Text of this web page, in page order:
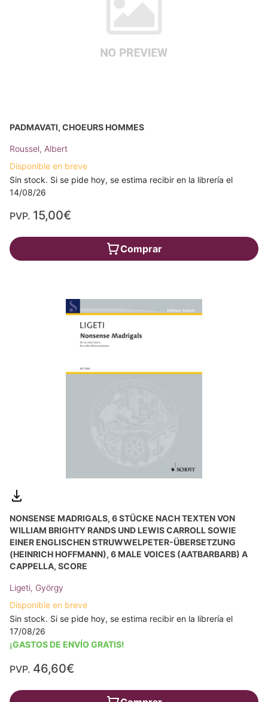
PADMAVATI, CHOEURS HOMMES
Roussel, Albert
Disponible en breve
Sin stock. Si se pide hoy, se estima recibir en la librería el
14/08/26
PVP. 15,00€
Comprar
NONSENSE MADRIGALS, 6 STÜCKE NACH TEXTEN VON
WILLIAM BRIGHTY RANDS UND LEWIS CARROLL SOWIE
EINER ENGLISCHEN STRUWWELPETER-ÜBERSETZUNG
(HEINRICH HOFFMANN), 6 MALE VOICES (AATBARBARB) A
CAPPELLA, SCORE
Ligeti, György
Disponible en breve
Sin stock. Si se pide hoy, se estima recibir en la librería el
17/08/26
¡GASTOS DE ENVÍO GRATIS!
PVP. 46,60€